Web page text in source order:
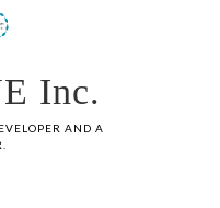
Inc.
AND A